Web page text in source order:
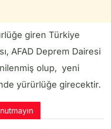
giren Türkiye
AFAD Deprem Dairesi
olup, yeni
yürürlüğe girecektir.